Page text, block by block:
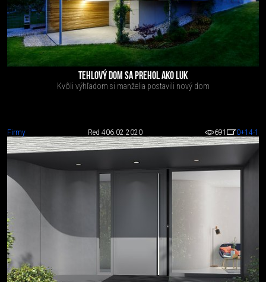
TEHLOVÝ DOM SA PREHOL AKO LUK
Kvôli výhľadom si manželia postavili nový dom
Firmy Red 406.02.2020 691 0+14-1